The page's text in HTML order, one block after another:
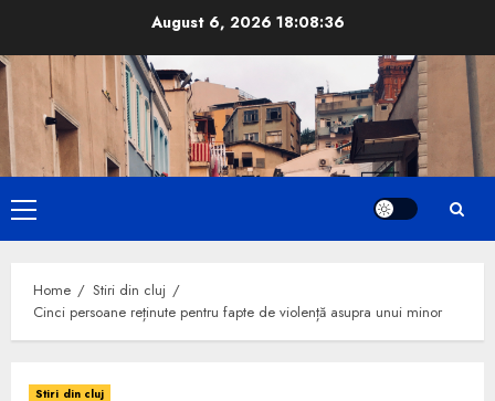
content
August 6, 202618:08:37
Primary
Menu
Home
Stiri din cluj
Cinci persoane reținute pentru fapte de violență asupra unui minor
Stiri din cluj